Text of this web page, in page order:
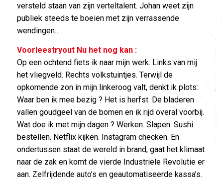
versteld staan van zijn verteltalent. Johan weet zijn
publiek steeds te boeien met zijn verrassende
wendingen…
Voorleestryout Nu het nog kan :
Op een ochtend fiets ik naar mijn werk. Links van mij
het vliegveld. Rechts volkstuintjes. Terwijl de
opkomende zon in mijn linkeroog valt, denkt ik plots:
Waar ben ik mee bezig ? Het is herfst. De bladeren
vallen goudgeel van de bomen en ik rijd overal voorbij.
Wat doe ik met mijn dagen ? Werken. Slapen. Sushi
bestellen. Netflix kijken. Instagram checken. En
ondertussen staat de wereld in brand, gaat het klimaat
naar de zak en komt de vierde Industriële Revolutie er
aan. Zelfrijdende auto’s en geautomatiseerde kassa’s.